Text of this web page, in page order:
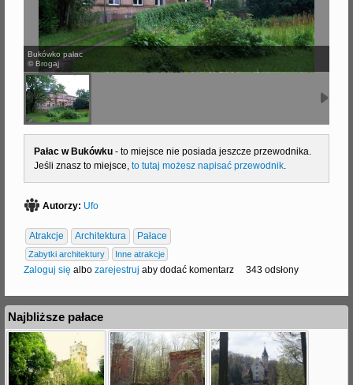
Bukówko pałac
© Brogaj
Pałac w Bukówku - to miejsce nie posiada jeszcze przewodnika.
Jeśli znasz to miejsce, to tutaj możesz napisać przewodnik
Autorzy: Ufo
Atrakcje Architektura Pałace
Zabytki architektury Inne atrakcje
Zaloguj się albo zarejestruj aby dodać komentarz 343 odsłony
Najbliższe pałace